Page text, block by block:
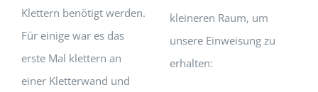
Klettern benötigt werden.
Für einige war es das
erste Mal klettern an
einer Kletterwand und
kleineren Raum, um
unsere Einweisung zu
erhalten: